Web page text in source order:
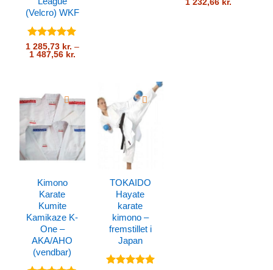
(Velcro) WKF
Vurderet5
ud af 5
1 285,73 kr. –
1 487,56 kr.
1 232,66 kr.
Kimono
Karate
Kumite
Kamikaze K-
One –
AKA/AHO
(vendbar)
TOKAIDO
Hayate
karate
kimono –
fremstillet i
Japan